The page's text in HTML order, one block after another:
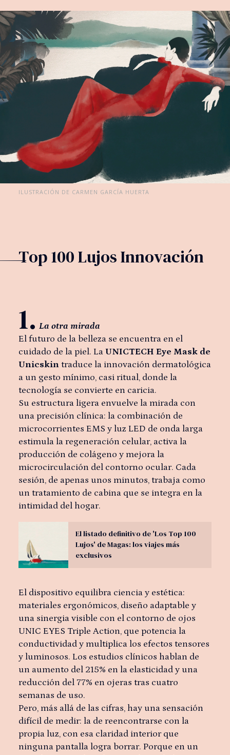
ILUSTRACIÓN DE CARMEN GARCÍA HUERTA
Top100LujosInnovación
1. La otra mirada
El futuro de la belleza se encuentra en el
cuidado de la piel. La UNICTECH Eye Mask de
Unicskin traduce la innovación dermatológica
a un gesto mínimo, casi ritual, donde la
tecnología se convierte en caricia.
Su estructura ligera envuelve la mirada con
una precisión clínica: la combinación de
microcorrientes EMS y luz LED de onda larga
estimula la regeneración celular, activa la
producción de colágeno y mejora la
microcirculación del contorno ocular. Cada
sesión, de apenas unos minutos, trabaja como
un tratamiento de cabina que se integra en la
intimidad del hogar.
El listado definitivo de 'Los Top 100
Lujos' de Magas: los viajes más
exclusivos
El dispositivo equilibra ciencia y estética:
materiales ergonómicos, diseño adaptable y
una sinergia visible con el contorno de ojos
UNIC EYES Triple Action, que potencia la
conductividad y multiplica los efectos tensores
y luminosos. Los estudios clínicos hablan de
un aumento del 215% en la elasticidad y una
reducción del 77% en ojeras tras cuatro
semanas de uso.
Pero, más allá de las cifras, hay una sensación
difícil de medir: la de reencontrarse con la
propia luz, con esa claridad interior que
ninguna pantalla logra borrar. Porque en un